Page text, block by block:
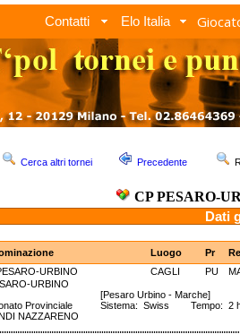
Contatti Elo Italia
Cerca altri tornei Precedente
CP PESARO-
Dati
Luogo Pr
URBINO CAGLI PU
URBINO
[Pesaro Urbino - Marche]
Provinciale
Sistema: Swiss Tempo: 2
NAZZARENO